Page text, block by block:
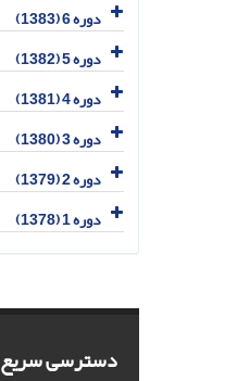
دوره 6 (1383)
دوره 5 (1382)
دوره 4 (1381)
دوره 3 (1380)
دوره 2 (1379)
دوره 1 (1378)
دسترسی سریع